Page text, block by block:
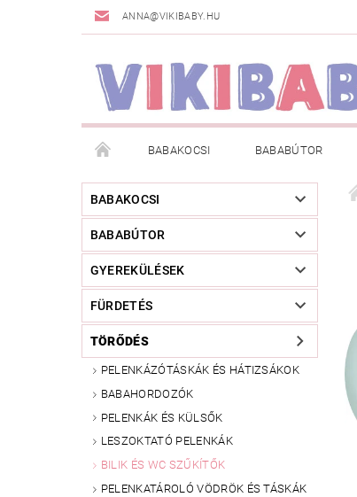
ANNA@VIKIBABY.HU
BABAKOCSI BABABÚTOR
DOGSPACE AKCIÓS
TÖRZSVÁSÁRLÓI PROGRAM RÓLUNK
BABAKOCSI
BABABÚTOR
GYEREKÜLÉSEK
FÜRDETÉS
TÖRŐDÉS
PELENKÁZÓTÁSKÁK ÉS HÁTIZSÁKOK
BABAHORDOZÓK
PELENKÁK ÉS KÜLSŐK
LESZOKTATÓ PELENKÁK
BILIK ÉS WC SZŰKÍTŐK
PELENKATÁROLÓ VÖDRÖK ÉS TÁSKÁK